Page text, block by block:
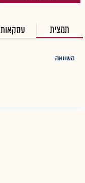
תמצית עסקאות
השוואה